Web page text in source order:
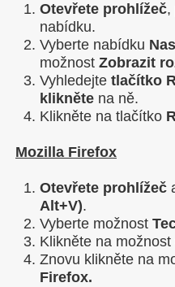
Otevřete prohlížeč,
nabídku.
Vyberte nabídku
možnost Zobrazit
Vyhledejte tlačítko
klikněte na ně.
Klikněte na tlačítko
Mozilla Firefox
Otevřete prohlížeč
Alt+V).
Vyberte možnost
Klikněte na možnost
Znovu klikněte na
Firefox.